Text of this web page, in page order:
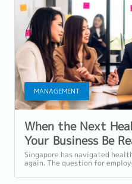
MANAGEMENT
When the Next
Your Business Be
Guide for
Singapore has navigated
again. The question for